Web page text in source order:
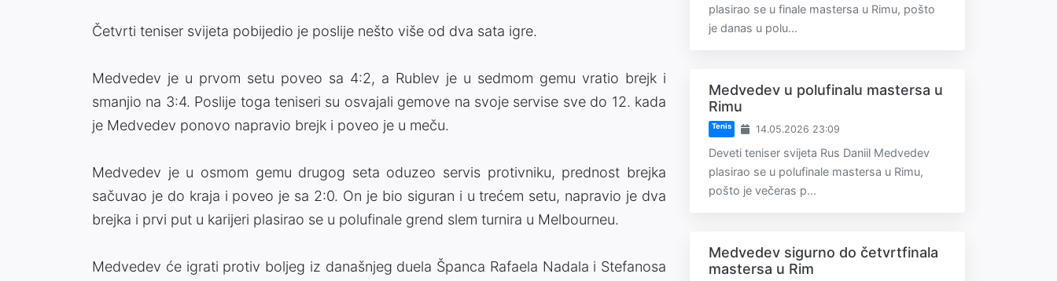
Četvrti teniser svijeta pobijedio je poslije nešto više od dva sata igre.
Medvedev je u prvom setu poveo sa 4:2, a Rublev je u sedmom gemu vratio brejk i
smanjio na 3:4. Poslije toga teniseri su osvajali gemove na svoje servise sve do 12. kada
je Medvedev ponovo napravio brejk i poveo je u meču.
Medvedev je u osmom gemu drugog seta oduzeo servis protivniku, prednost brejka
sačuvao je do kraja i poveo je sa 2:0. On je bio siguran i u trećem setu, napravio je dva
brejka i prvi put u karijeri plasirao se u polufinale grend slem turnira u Melbourneu.
Medvedev će igrati protiv boljeg iz današnjeg duela Španca Rafaela Nadala i Stefanosa
plasirao se u finale mastersa u Rimu, pošto
je danas u polu...
Medvedev u polufinalu mastersa u
Rimu
Tenis 14.05.2026 23:09
Deveti teniser svijeta Rus Daniil Medvedev
plasirao se u polufinale mastersa u Rimu,
pošto je večeras p...
Medvedev sigurno do četvrtfinala
mastersa u Rim